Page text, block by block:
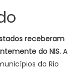
receberam
do NIS.A
do Rio